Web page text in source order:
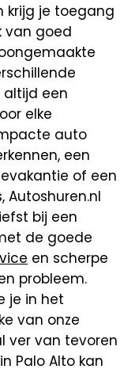
krijg je toegang
van goed
altijd een
elke
auto
een
of een
Autoshuren.nl
bij een
de goede
en scherpe
probleem.
je in het
van onze
ver van tevoren
Palo Alto kan